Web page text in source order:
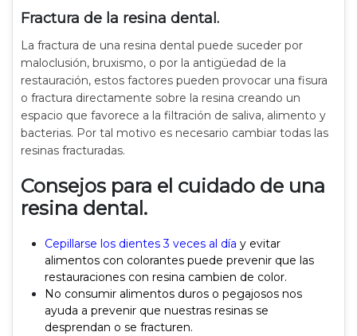
Fractura de la resina dental.
La fractura de una resina dental puede suceder por
maloclusión, bruxismo, o por la antigüedad de la
restauración, estos factores pueden provocar una fisura
o fractura directamente sobre la resina creando un
espacio que favorece a la filtración de saliva, alimento y
bacterias. Por tal motivo es necesario cambiar todas las
resinas fracturadas.
Consejos para el cuidado de una
resina dental.
Cepillarse los dientes 3 veces al día y evitar
alimentos con colorantes puede prevenir que las
restauraciones con resina cambien de color.
No consumir alimentos duros o pegajosos nos
ayuda a prevenir que nuestras resinas se
desprendan o se fracturen.